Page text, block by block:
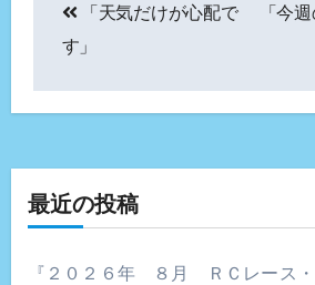
稿
ビ
ゲ
ー
シ
「天気だけが心配で
す」
「今
最近の投稿
『２０２６年 ８月 ＲＣレース・